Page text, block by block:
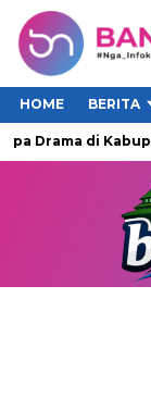
HOME BERITA
Drama di